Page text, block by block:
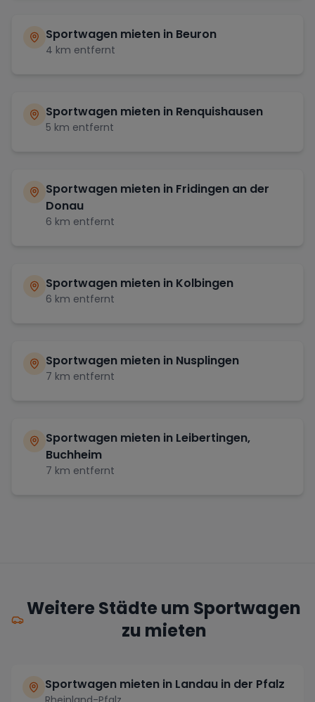
Sportwagen mieten in Beuron
4 km entfernt
Sportwagen mieten in Renquishausen
5 km entfernt
Sportwagen mieten in Fridingen an der
Donau
6 km entfernt
Sportwagen mieten in Kolbingen
6 km entfernt
Sportwagen mieten in Nusplingen
7 km entfernt
Sportwagen mieten in Leibertingen,
Buchheim
7 km entfernt
Weitere Städte um Sportwagen
zu mieten
Sportwagen mieten in Landau in der Pfalz